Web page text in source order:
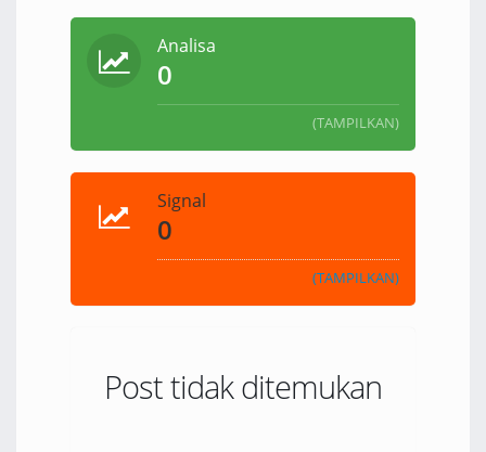
Analisa
0
(TAMPILKAN)
Signal
0
(TAMPILKAN)
Post tidak ditemukan